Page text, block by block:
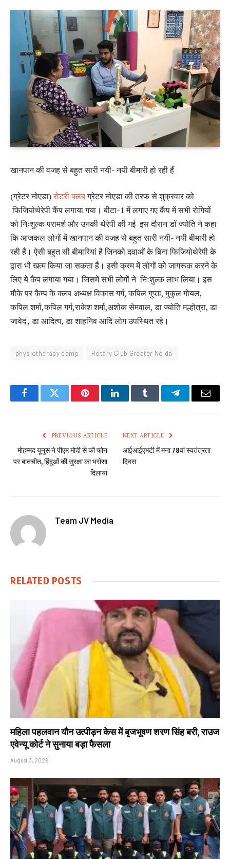
खानपान की वजह से बहुत सारी नयी- नयी बीमारी हो रही हैं
(ग्रेटर नोएडा)रोटरी क्लबग्रेटर नोएडा की तरफ से शुक्रवार को
फिजियोथेरेपी कैंप लगाया गया। बीटा-1 में लगाए गए कैंप में सभी रोगियों
को निःशुल्क परामर्श और उनकी थेरेपी की गई इस दौरान डॉ ज्योति ने कहा
कि आजकल लोगों में खानपान की वजह से बहुत सारी नयी- नयी बीमारी हो
रही हैं। ऐसी बहुत सी बीमारियां है जिनको दवाओं के बिना फिजियोथेरेपी के
द्वारा भी खत्म किया जा सकता हैं। इसी क्रम में लोगों को जागरूक करने के
लिए ये कैंप लगाया गया। जिसमें सभी लोगों ने निःशुल्क लाभ लिया। इस
मौके पर कैम्प के क्लब अध्यक्ष विकास गर्ग, कपिल गुप्ता, मुकुल गोयल,
कपिल शर्मा,कपिल गर्ग,राकेश शर्मा,अशोक सेमवाल, डा ज्योति मल्होत्रा, डा
जावेद , डा आदित्य, डा शाहनिव आदि लोग उपस्थित रहे।
physiotherapy camp Rotary Club Greater Noida
FacebookTwitter PinterestLinkedInTumblr TelegramEmail
PREVIOUS ARTICLE
मोहम्मद यूनुस ने पीएम मोदी से की फोन
पर बातचीत, हिंदुओं की सुरक्षा का भरोसा
दिलाया
NEXT ARTICLE
आईआईएमटी में मना 78वां स्वतंत्रता
दिवस
Team JV Media
RELATED POSTS
महिला पहलवान यौन उत्पीड़न केस में बृजभूषण शरण सिंह बरी, राउज
एवेन्यू कोर्ट ने सुनाया बड़ा फैसला
August 3, 2026